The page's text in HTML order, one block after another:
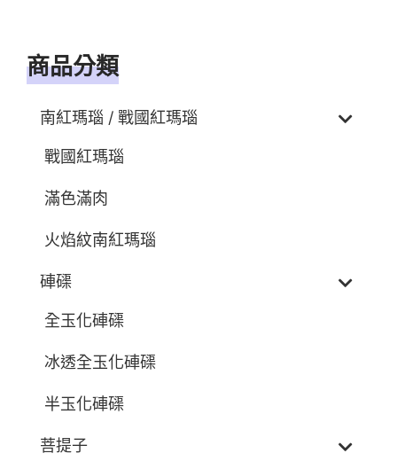
商品分類
南紅瑪瑙 / 戰國紅瑪瑙
戰國紅瑪瑙
滿色滿肉
火焰紋南紅瑪瑙
硨磲
全玉化硨磲
冰透全玉化硨磲
半玉化硨磲
菩提子